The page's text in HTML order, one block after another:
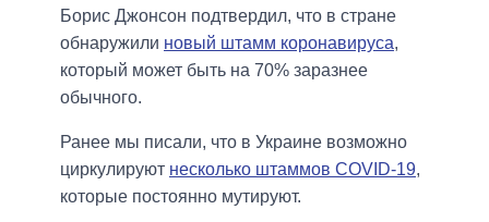
Борис Джонсон подтвердил, что в стране
обнаружили новый штамм коронавируса,
который может быть на 70% заразнее
обычного.
Ранее мы писали, что в Украине возможно
циркулируют несколько штаммов COVID-19,
которые постоянно мутируют.